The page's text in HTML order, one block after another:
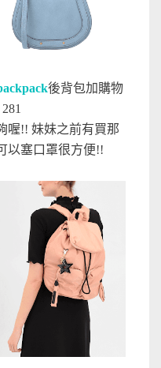
後背包加購物
喔!! 妹妹之前有買那
以塞口罩很方便!!